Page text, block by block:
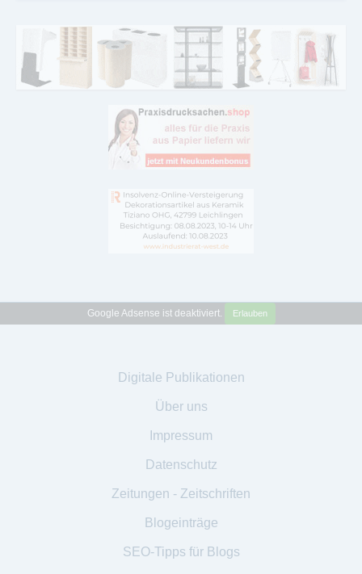
Google Adsense ist deaktiviert. Erlauben
Digitale Publikationen
Über uns
Impressum
Datenschutz
Zeitungen - Zeitschriften
Blogeinträge
SEO-Tipps für Blogs